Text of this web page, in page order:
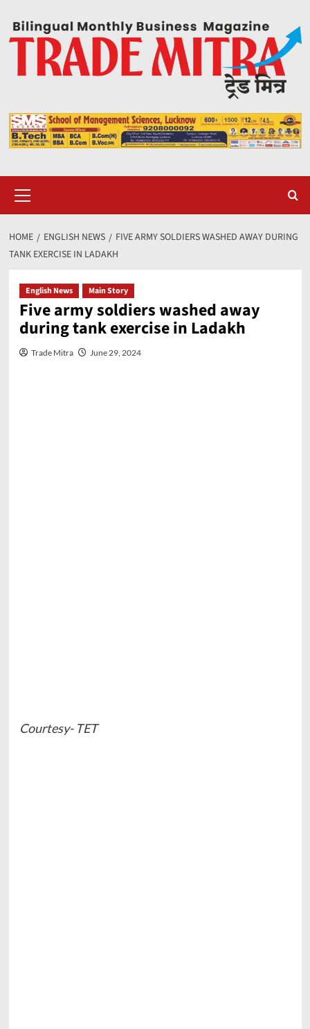
content
Menu
HOME ENGLISH NEWS
FIVE ARMY SOLDIERS WASHED AWAY DURING
TANK EXERCISE IN LADAKH
English News Main Story
Five army soldiers washed away
during tank exercise in Ladakh
Trade Mitra June 29, 2024
Courtesy- TET